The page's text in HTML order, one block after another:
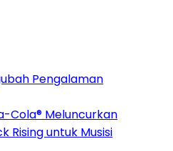
Pengalaman
Cola® Meluncurkan
Rising untuk Musisi